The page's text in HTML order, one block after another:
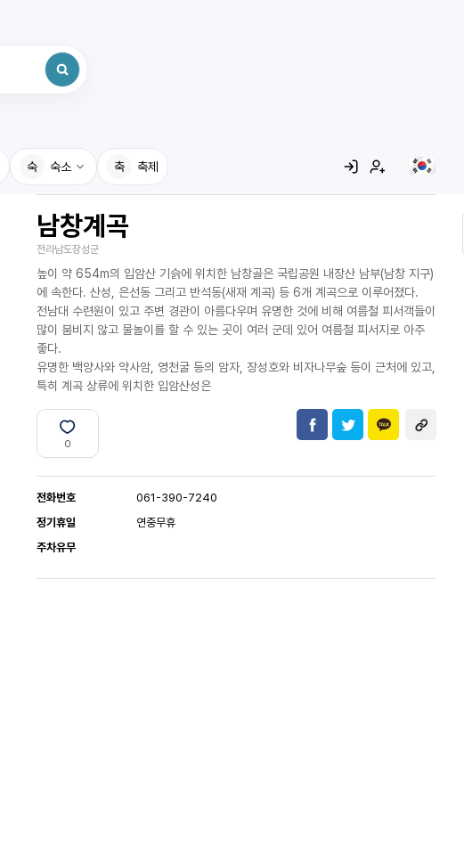
숙 숙소
국내맛집
고수의레시피
음식용어사전
축 축제
남창계곡
전라남도장성군
높이 약 654m의 입암산 기슭에 위치한 남창골은 국립공원 내장산 남부(남창 지구)
에 속한다. 산성, 은선동 그리고 반석동(새재 계곡) 등 6개 계곡으로 이루어졌다.
전남대 수련원이 있고 주변 경관이 아름다우며 유명한 것에 비해 여름철 피서객들이
많이 붐비지 않고 물놀이를 할 수 있는 곳이 여러 군데 있어 여름철 피서지로 아주
좋다.
유명한 백양사와 약사암, 영천굴 등의 암자, 장성호와 비자나무숲 등이 근처에 있고,
특히 계곡 상류에 위치한 입암산성은
0
전화번호
061-390-7240
정기휴일
연중무휴
주차유무